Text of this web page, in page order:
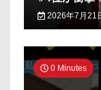
2026年7月21
0 Minutes